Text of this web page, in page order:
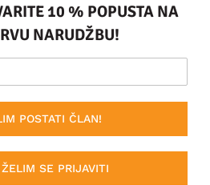
10 % POPUSTA NA
NARUDŽBU!
POSTATI ČLAN!
SE PRIJAVITI